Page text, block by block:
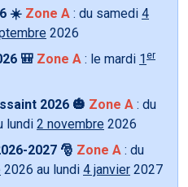
☀️ Zone A : du samedi 4
2026
🎒 Zone A : le mardi 1 er
2026 🎃 Zone A : du
lundi 2 novembre 2026
2027 🎅 Zone A : du
2026 au lundi 4 janvier 2027